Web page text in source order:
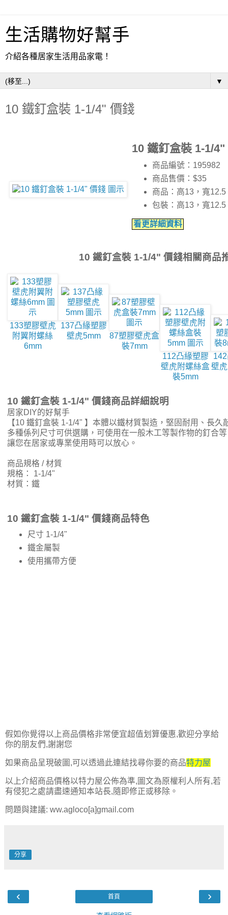
生活購物好幫手
介紹各種居家生活用品家電！
▼
10 鐵釘盒裝 1-1/4" 價錢
10 鐵釘盒裝 1-1/4"
商品編號：195982
商品售價：$35
商品：高13，寬
包裝：高13，寬
看更詳細資料
10 鐵釘盒裝 1-1/4" 價錢相關商品
133塑膠壁虎
附翼附螺絲
6mm
137凸緣塑膠
壁虎5mm
87塑膠壁虎盒
裝7mm
112凸緣塑膠
壁虎附螺絲盒
裝5mm
壁
10 鐵釘盒裝 1-1/4" 價錢商品詳細說明
居家DIY的好幫手
【10 鐵釘盒裝 1-1/4" 】本體以鐵材質製造，堅固耐用、長久
多種係列尺寸可供選購，可使用在一般木工等製作物的釘合
讓您在居家或專業使用時可以放心。
商品規格 / 材質
規格： 1-1/4"
材質：鐵
10 鐵釘盒裝 1-1/4" 價錢商品特色
尺寸 1-1/4"
鐵金屬製
使用攜帶方便
假如你覺得以上商品價格非常便宜超值划算優惠,歡迎分享給
你的朋友們,謝謝您
如果商品呈現破圖,可以透過此連結找尋你要的商品特力屋
以上介紹商品價格以特力屋公佈為準,圖文為原權利人所有,若
有侵犯之處請盡速通知本站長,隨即修正或移除。
問題與建議: ww.agloco[a]gmail.com
分享
‹ ›
首頁